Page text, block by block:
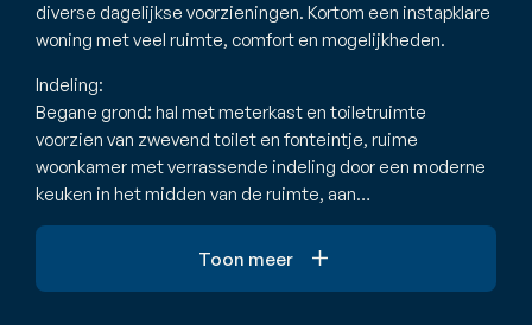
diverse dagelijkse voorzieningen. Kortom een instapklare
woning met veel ruimte, comfort en mogelijkheden.
Indeling:
Begane grond: hal met meterkast en toiletruimte
voorzien van zwevend toilet en fonteintje, ruime
woonkamer met verrassende indeling door een moderne
keuken in het midden van de ruimte, aan…
Toon meer